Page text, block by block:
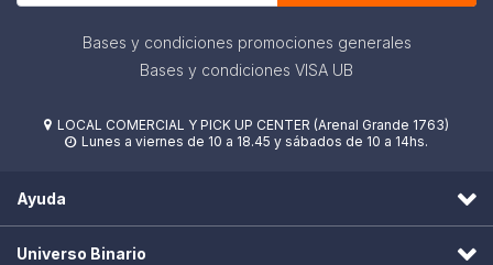
Bases y condiciones promociones generales
Bases y condiciones VISA UB
 LOCAL COMERCIAL Y PICK UP CENTER (Arenal Grande 1763)
 Lunes a viernes de 10 a 18.45 y sábados de 10 a 14hs.
Ayuda
Universo Binario